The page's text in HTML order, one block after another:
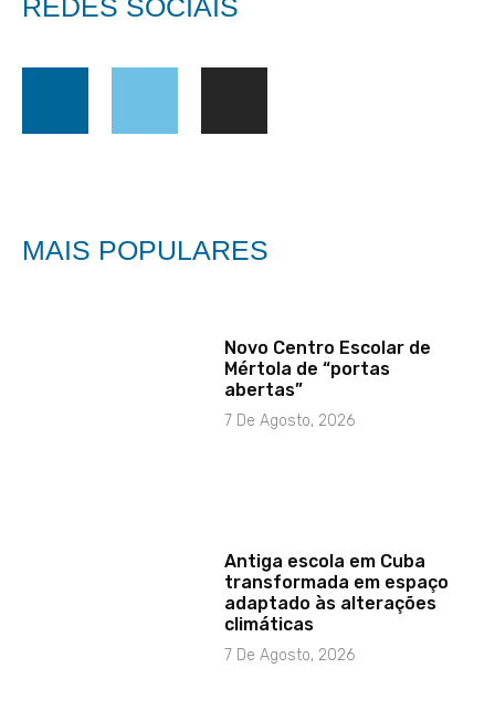
REDES SOCIAIS
MAIS POPULARES
Novo Centro Escolar de
Mértola de “portas
abertas”
7 De Agosto, 2026
Antiga escola em Cuba
transformada em espaço
adaptado às alterações
climáticas
7 De Agosto, 2026